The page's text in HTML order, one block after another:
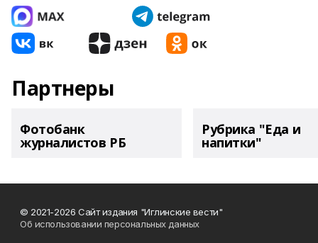
Партнеры
Фотобанк
журналистов РБ
Рубрика "Еда и
напитки"
© 2021-2026 Сайт издания "Иглинские вести"
Об использовании персональных данных